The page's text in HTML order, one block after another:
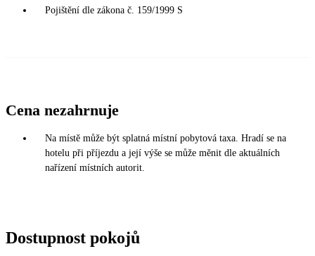
Pojištění dle zákona č. 159/1999 S
Cena nezahrnuje
Na místě může být splatná místní pobytová taxa. Hradí se na
hotelu při příjezdu a její výše se může měnit dle aktuálních
nařízení místních autorit.
Dostupnost pokojů